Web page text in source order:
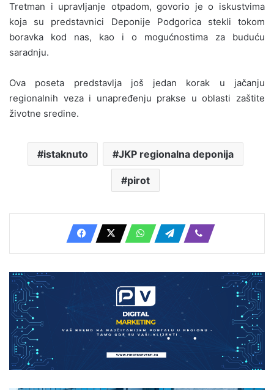
Tretman i upravljanje otpadom, govorio je o iskustvima
koja su predstavnici Deponije Podgorica stekli tokom
boravka kod nas, kao i o mogućnostima za buduću
saradnju.
Ova poseta predstavlja još jedan korak u jačanju
regionalnih veza i unapređenju prakse u oblasti zaštite
životne sredine.
istaknuto JKP regionalna deponija
pirot